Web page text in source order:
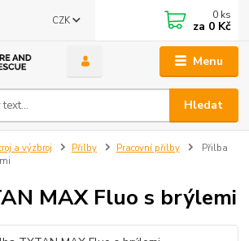
Menu
CZK
Hledat
0 ks
za 0 Kč
a výzbroj Přilby Pracovní přilby
Přilba
MAX Fluo s brýlemi